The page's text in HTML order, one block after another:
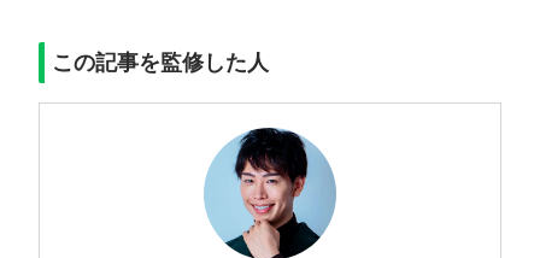
この記事を監修した人